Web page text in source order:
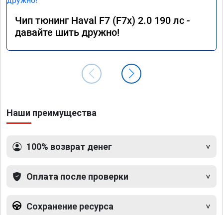
Чип тюнинг Haval F7 (F7x) 2.0 190 лс -
давайте шить дружно!
Наши преимущества
100% возврат денег
Оплата после проверки
Сохранение ресурса